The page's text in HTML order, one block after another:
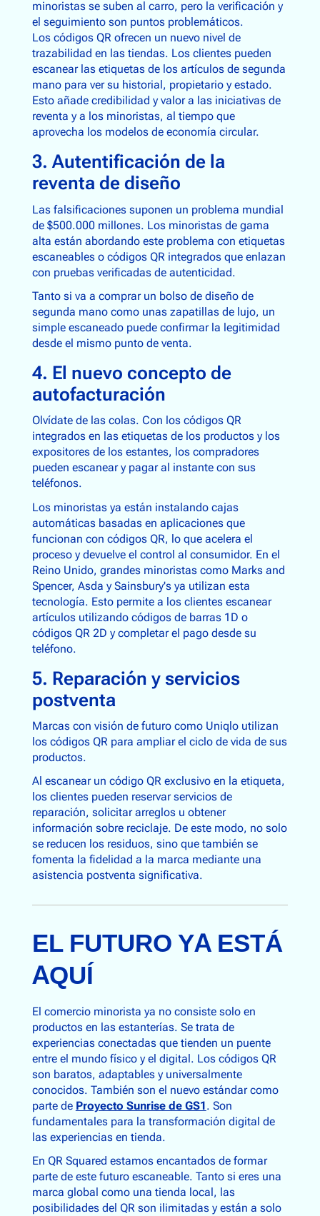
minoristas se suben al carro, pero la verificación y
el seguimiento son puntos problemáticos.
Los códigos QR ofrecen un nuevo nivel de
trazabilidad en las tiendas. Los clientes pueden
escanear las etiquetas de los artículos de segunda
mano para ver su historial, propietario y estado.
Esto añade credibilidad y valor a las iniciativas de
reventa y a los minoristas, al tiempo que
aprovecha los modelos de economía circular.
3. Autentificación de la
reventa de diseño
Las falsificaciones suponen un problema mundial
de $500.000 millones. Los minoristas de gama
alta están abordando este problema con etiquetas
escaneables o códigos QR integrados que enlazan
con pruebas verificadas de autenticidad.
Tanto si va a comprar un bolso de diseño de
segunda mano como unas zapatillas de lujo, un
simple escaneado puede confirmar la legitimidad
desde el mismo punto de venta.
4. El nuevo concepto de
autofacturación
Olvídate de las colas. Con los códigos QR
integrados en las etiquetas de los productos y los
expositores de los estantes, los compradores
pueden escanear y pagar al instante con sus
teléfonos.
Los minoristas ya están instalando cajas
automáticas basadas en aplicaciones que
funcionan con códigos QR, lo que acelera el
proceso y devuelve el control al consumidor. En el
Reino Unido, grandes minoristas como Marks and
Spencer, Asda y Sainsbury's ya utilizan esta
tecnología. Esto permite a los clientes escanear
artículos utilizando códigos de barras 1D o
códigos QR 2D y completar el pago desde su
teléfono.
5. Reparación y servicios
postventa
Marcas con visión de futuro como Uniqlo utilizan
los códigos QR para ampliar el ciclo de vida de sus
productos.
Al escanear un código QR exclusivo en la etiqueta,
los clientes pueden reservar servicios de
reparación, solicitar arreglos u obtener
información sobre reciclaje. De este modo, no solo
se reducen los residuos, sino que también se
fomenta la fidelidad a la marca mediante una
asistencia postventa significativa.
EL FUTURO YA ESTÁ
AQUÍ
El comercio minorista ya no consiste solo en
productos en las estanterías. Se trata de
experiencias conectadas que tienden un puente
entre el mundo físico y el digital. Los códigos QR
son baratos, adaptables y universalmente
conocidos. También son el nuevo estándar como
parte de Proyecto Sunrise de GS1. Son
fundamentales para la transformación digital de
las experiencias en tienda.
En QR Squared estamos encantados de formar
parte de este futuro escaneable. Tanto si eres una
marca global como una tienda local, las
posibilidades del QR son ilimitadas y están a solo